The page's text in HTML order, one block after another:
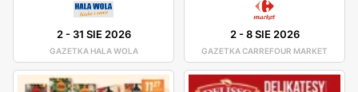
2- 31 SIE 2026
GAZETKA HALA WOLA
2-8 SIE 2026
GAZETKA CARREFOUR MARKET